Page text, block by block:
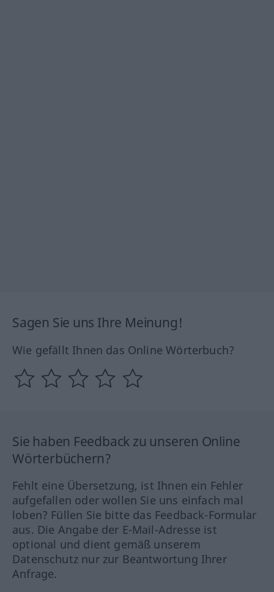
Sagen Sie uns Ihre Meinung!
Wie gefällt Ihnen das Online Wörterbuch?
Sie haben Feedback zu unseren Online
Wörterbüchern?
Fehlt eine Übersetzung, ist Ihnen ein Fehler
aufgefallen oder wollen Sie uns einfach mal
loben? Füllen Sie bitte das Feedback-Formular
aus. Die Angabe der E-Mail-Adresse ist
optional und dient gemäß unserem
Datenschutz nur zur Beantwortung Ihrer
Anfrage.